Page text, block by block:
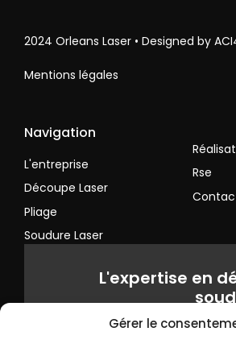
Gérer le
2024 Orleans Laser • Designed by
Mentions légales
Navigation
L'entreprise
Découpe Laser
Pliage
Soudure Laser
Rse
L'expertise en
tout au long de la